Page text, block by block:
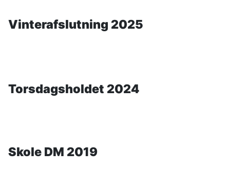
Vinterafslutning 2025
Torsdagsholdet 2024
Skole DM 2019